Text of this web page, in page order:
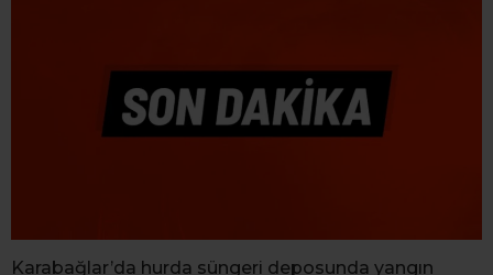
Karabağlar’da hurda süngeri deposunda yangın